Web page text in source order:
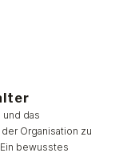
die Organisation
von Wandel
erprobt, bevor er
der diejenigen zu